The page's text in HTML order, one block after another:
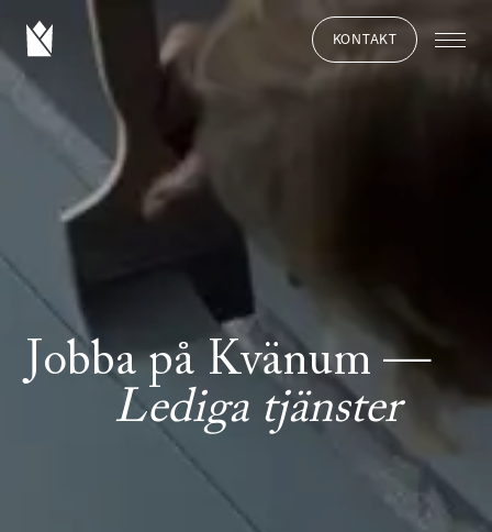
KONTAKT
Jobba på Kvänum
Lediga tjänster